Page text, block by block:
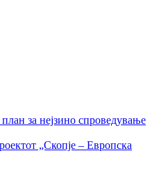
за нејзино спроведување
„Скопје – Европска